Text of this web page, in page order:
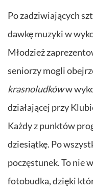
Po zadziwiających
dawkę muzyki w
Młodzież
seniorzy mogli
krasnoludkóww
działającej przy
Każdy z punktów
dziesiątkę. Po
poczęstunek. To nie
fotobudka, dzięki